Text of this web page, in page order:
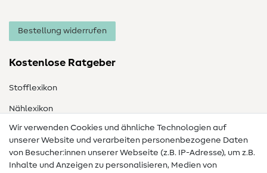
Bestellung widerrufen
Kostenlose Ratgeber
Stofflexikon
Nählexikon
Nähanleitungen
Hilfe & Kontakt
Wir verwenden Cookies und ähnliche Technologien auf
unserer Website und verarbeiten personenbezogene Daten
von Besucher:innen unserer Webseite (z.B. IP-Adresse), um z.B.
Inhalte und Anzeigen zu personalisieren, Medien von